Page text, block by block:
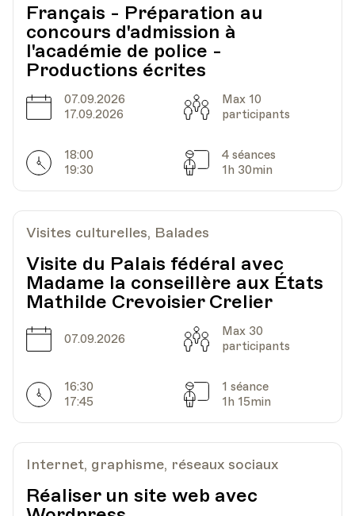
Français - Préparation au
concours d'admission à
l'académie de police -
Productions écrites
Date
07.09.2026
17.09.2026
Capacité
Max 10
participants
Horarires
18:00
19:30
Séances
4 séances
1h 30min
Visites culturelles, Balades
Visite du Palais fédéral avec
Madame la conseillère aux États
Mathilde Crevoisier Crelier
Date
07.09.2026 Capacité
Max 30
participants
Horarires
16:30
17:45
Séances
1 séance
1h 15min
Internet, graphisme, réseaux sociaux
Réaliser un site web avec